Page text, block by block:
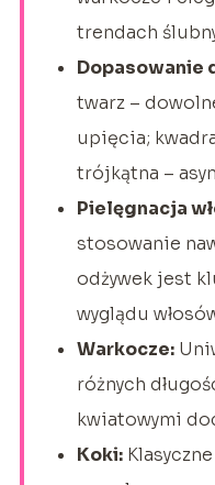
trendach
Dopasowanie
twarz –
upięcia;
trójkątna –
Pielęgnacja
stosowanie
odżywek jest
wyglądu
Warkocze:
różnych
kwiatowymi
Koki: